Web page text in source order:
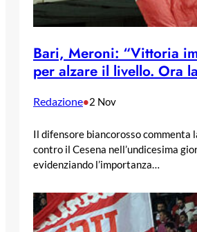
Bari, Meroni: “Vittoria
per alzare il livello. Ora
Redazione•2 Nov
Il difensore biancorosso commenta
contro il Cesena nell’undicesima
evidenziando l’importanza…